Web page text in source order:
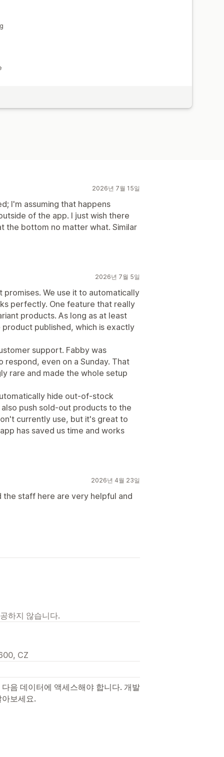
2026년 7월 15일
I'm assuming that happens
of the app. I just wish there
the bottom no matter what. Similar
2026년 7월 5일
We use it to automatically
perfectly. One feature that really
products. As long as at least
published, which is exactly
support. Fabby was
even on a Sunday. That
rare and made the whole setup
hide out-of-stock
push sold-out products to the
currently use, but it's great to
has saved us time and works
2026년 4월 23일
staff here are very helpful and
하지 않습니다.
CZ
음 데이터에 액세스해야 합니다. 개발
보세요.